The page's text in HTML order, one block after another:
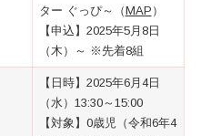
ター ぐっぴ～（MAP ）
【申込】2025年5月8日
（木）～ ※先着8組
【日時】2025年6月4日
（水）13:30～15:00
【対象】0歳児（令和6年4